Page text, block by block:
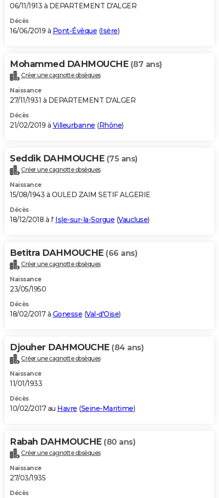
06/11/1913 à DEPARTEMENT D'ALGER
Décès
16/06/2019 à Pont-Évêque (Isère)
Mohammed DAHMOUCHE (87 ans)
Créer une cagnotte obsèques
Naissance
27/11/1931 à DEPARTEMENT D'ALGER
Décès
21/02/2019 à Villeurbanne (Rhône)
Seddik DAHMOUCHE (75 ans)
Créer une cagnotte obsèques
Naissance
15/08/1943 à OULED ZAIM SETIF ALGERIE
Décès
18/12/2018 à l' Isle-sur-la-Sorgue (Vaucluse)
Betitra DAHMOUCHE (66 ans)
Créer une cagnotte obsèques
Naissance
23/05/1950
Décès
18/02/2017 à Gonesse (Val-d'Oise)
Djouher DAHMOUCHE (84 ans)
Créer une cagnotte obsèques
Naissance
11/01/1933
Décès
10/02/2017 au Havre (Seine-Maritime)
Rabah DAHMOUCHE (80 ans)
Créer une cagnotte obsèques
Naissance
27/03/1935
Décès